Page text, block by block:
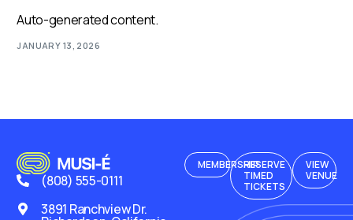
Auto-generated content.
JANUARY 13, 2026
(808) 555-0111
3891 Ranchview Dr.
MEMBERSHIPRESERVE
TIMED
TICKETS
VIEW
VENUE